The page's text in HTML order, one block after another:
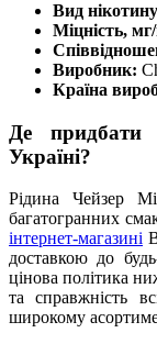
Вид
Міцність,
Виробник:
Країна
Де
Україні?
Рідина Чейзер
багатогранних
інтернет-магазині
доставкою до
цінова політика
та справжність
широкому